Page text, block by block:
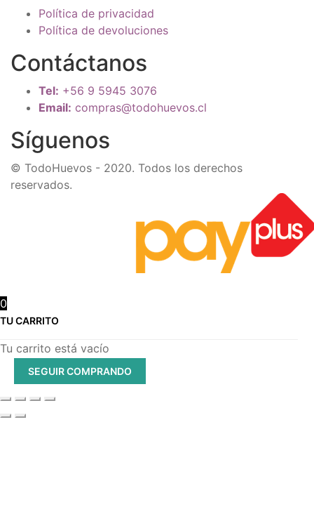
Política de privacidad
Política de devoluciones
Contáctanos
Tel: +56 9 5945 3076
Email: compras@todohuevos.cl
Síguenos
© TodoHuevos - 2020. Todos los derechos
reservados.
0
TU CARRITO
Tu carrito está vacío
SEGUIR COMPRANDO